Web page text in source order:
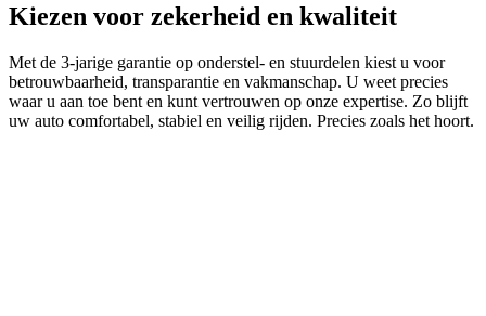
Kiezen voor zekerheid en kwaliteit
Met de 3‑jarige garantie op onderstel- en stuurdelen kiest u voor
betrouwbaarheid, transparantie en vakmanschap. U weet precies
waar u aan toe bent en kunt vertrouwen op onze expertise. Zo blijft
uw auto comfortabel, stabiel en veilig rijden. Precies zoals het hoort.